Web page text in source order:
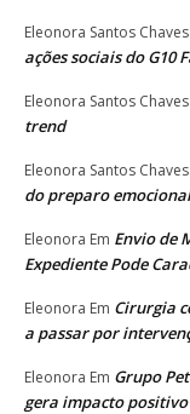
Eleonora Santos Chaves
ações sociais do G10
Eleonora Santos Chaves
trend
Eleonora Santos Chaves
do preparo
Eleonora Em Envio de
Expediente Pode
Eleonora Em Cirurgia
a passar por
Eleonora Em Grupo
gera impacto